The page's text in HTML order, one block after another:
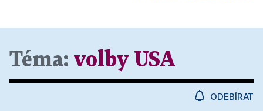
Téma: volby USA
ODEBÍRAT